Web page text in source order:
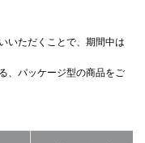
いただくことで、期間中は
、パッケージ型の商品をご